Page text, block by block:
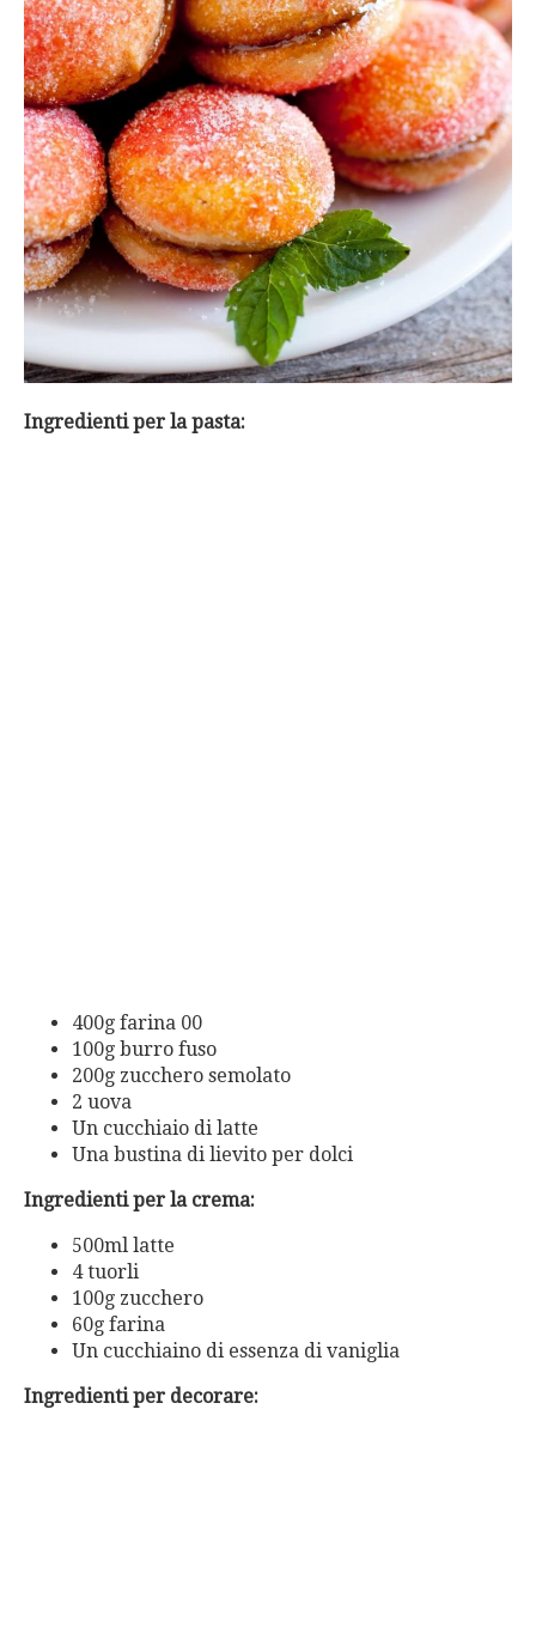
Ingredienti per la pasta:
400g farina 00
100g burro fuso
200g zucchero semolato
2 uova
Un cucchiaio di latte
Una bustina di lievito per dolci
Ingredienti per la crema:
500ml latte
4 tuorli
100g zucchero
60g farina
Un cucchiaino di essenza di vaniglia
Ingredienti per decorare: